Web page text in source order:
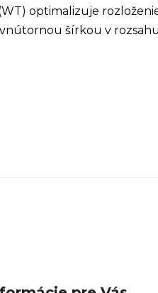
optimalizuje
šírkou v